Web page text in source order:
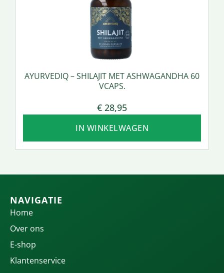
AYURVEDIQ – SHILAJIT MET ASHWAGANDHA 60
VCAPS.
€ 28,95
IN WINKELWAGEN
NAVIGATIE
Home
Over ons
E-shop
Klantenservice